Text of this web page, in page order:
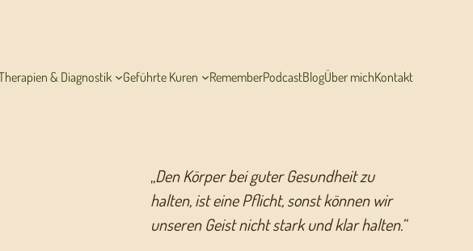
& Diagnostik Geführte Kuren RememberPodcastBlogÜber michKontakt
„Den Körper bei guter Gesundheit zu
halten, ist eine Pflicht, sonst können wir
unseren Geist nicht stark und klar halten.“